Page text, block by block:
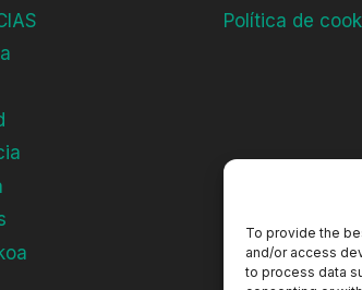
To provide the
and/or access
to process data
Política de